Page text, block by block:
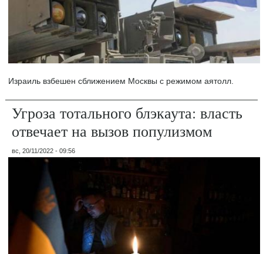
Израиль взбешен сближением Москвы с режимом аятолл.
Угроза тотального блэкаута: власть
отвечает на вызов популизмом
вс, 20/11/2022 - 09:56